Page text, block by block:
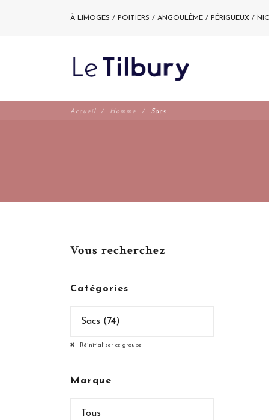
À LIMOGES / POITIERS / ANGOULÊME / PÉRIGUEUX /
Accueil Homme Sacs
Vous recherchez
Catégories
Réinitialiser ce groupe
Marque